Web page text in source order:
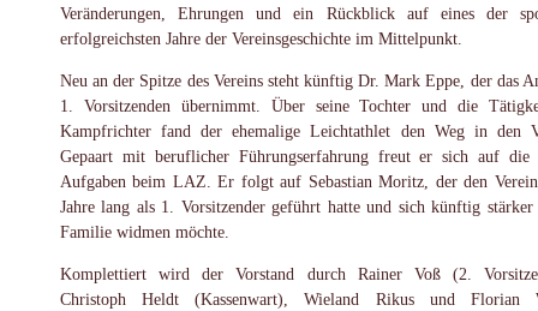
Veränderungen, Ehrungen und ein Rückblick auf eines der
erfolgreichsten Jahre der Vereinsgeschichte im Mittelpunkt.
Neu an der Spitze des Vereins steht künftig Dr. Mark Eppe, der das
1. Vorsitzenden übernimmt. Über seine Tochter und die
Kampfrichter fand der ehemalige Leichtathlet den Weg in den
Gepaart mit beruflicher Führungserfahrung freut er sich auf die
Aufgaben beim LAZ. Er folgt auf Sebastian Moritz, der den Verein
Jahre lang als 1. Vorsitzender geführt hatte und sich künftig stärker
Familie widmen möchte.
Komplettiert wird der Vorstand durch Rainer Voß (2.
Christoph Heldt (Kassenwart), Wieland Rikus und Florian